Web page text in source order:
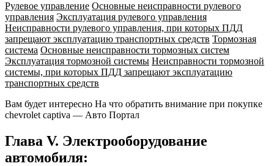
Рулевое управление Основные неисправности рулевого
управления Эксплуатация рулевого управления
Неисправности рулевого управления, при которых ПДД
запрещают эксплуатацию транспортных средств Тормозная
система Основные неисправности тормозных систем
Эксплуатация тормозной системы Неисправности тормозной
системы, при которых ПДД запрещают эксплуатацию
транспортных средств
Вам будет интересно На что обратить внимание при покупке
chevrolet captiva — Авто Портал
Глава V. Электрооборудование
автомобиля: